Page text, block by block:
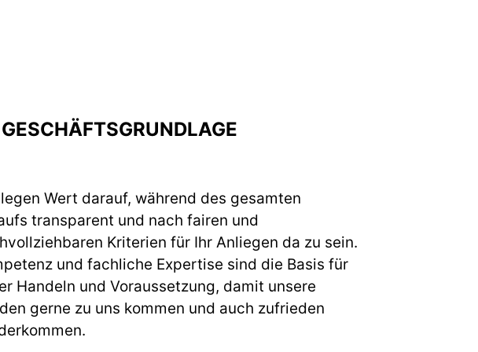
Wert darauf, während des gesamten
transparent und nach fairen und
Kriterien für Ihr Anliegen da zu sein.
und fachliche Expertise sind die Basis für
Handeln und Voraussetzung, damit unsere
gerne zu uns kommen und auch zufrieden